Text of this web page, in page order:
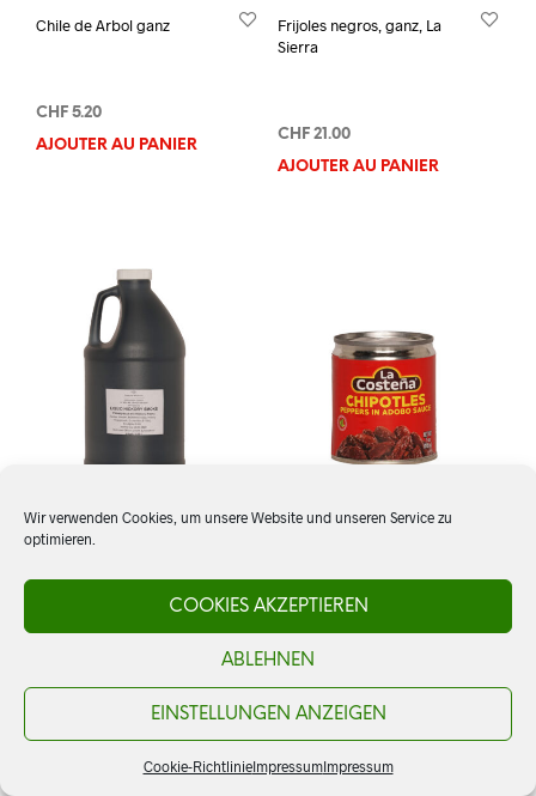
Wir verwenden Cookies, um unsere Website und unseren Service zu
optimieren.
COOKIES AKZEPTIEREN
ABLEHNEN
EINSTELLUNGEN ANZEIGEN
Cookie-RichtlinieImpressumImpressum
Chile de Arbol ganz
CHF 5.20
AJOUTER AU PANIER
Frijoles negros, ganz, La
Sierra
CHF21.00
AJOUTER AU PANIER
Adobo, La Costeña
CHF3.60